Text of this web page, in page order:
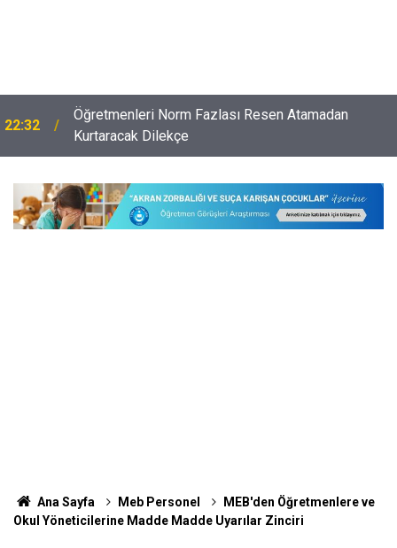
22:32
Öğretmenleri Norm Fazlası Resen Atamadan
Kurtaracak Dilekçe
Ana Sayfa Meb Personel
MEB'den Öğretmenlere ve
Okul Yöneticilerine Madde Madde Uyarılar Zinciri